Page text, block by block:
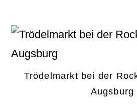
Trödelmarkt bei der
Augsburg